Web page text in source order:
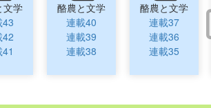
文学
43
42
酪農と文学
連載40
連載39
連載38
酪農と文学
連載37
連載36
連載35